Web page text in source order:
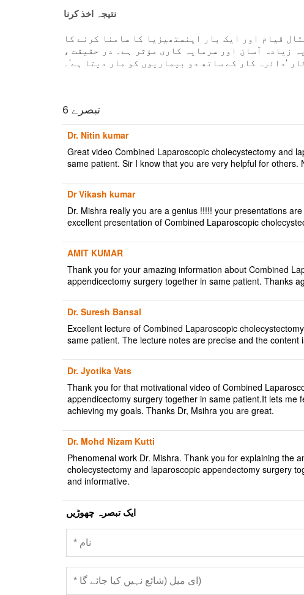
نتیجہ اخذ کرنا
قیام اور ایک بار اینستھیزیا کا سامنا کرنے کا
زیادہ آسان اور سرمایہ کاری مؤثر ہے۔ در حقیقت ،
'دائرہ کار کے ساتھ دو بیماریوں کو مار دیتا ہے'۔
6 تبصرے
Dr. Nitin kumar
Great video Combined Laparoscopic cholecystectomy and
same patient. Sir I know that you are very helpful for others.
Dr Vikash kumar
Dr. Mishra really you are a genius !!!!! your presentations
excellent presentation of Combined Laparoscopic
AMIT KUMAR
Thank you for your amazing information about Combined
appendicectomy surgery together in same patient. Thanks
Dr. Suresh Bansal
Excellent lecture of Combined Laparoscopic
same patient. The lecture notes are precise and the content
Dr. Jyotika Vats
Thank you for that motivational video of Combined
appendicectomy surgery together in same patient.It lets me
achieving my goals. Thanks Dr, Msihra you are great.
Dr. Mohd Nizam Kutti
Phenomenal work Dr. Mishra. Thank you for explaining the
cholecystectomy and laparoscopic appendectomy surgery
and informative.
ایک تبصرہ چھوڑیں